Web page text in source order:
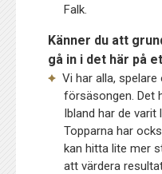
Falk.
Känner du att
gå in i det här på
Vi har alla,
försäsongen. Det
Ibland har de varit
Topparna har
kan hitta lite mer
att värdera